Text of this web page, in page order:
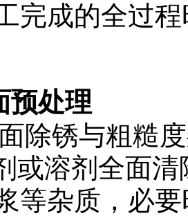
完成的全过
预处理
除锈与粗糙
或溶剂全面
等杂质，必